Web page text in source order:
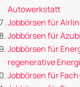
Autowerkstatt
Jobbörsen für
Jobbörsen für
Jobbörsen für
regenerative
Jobbörsen für